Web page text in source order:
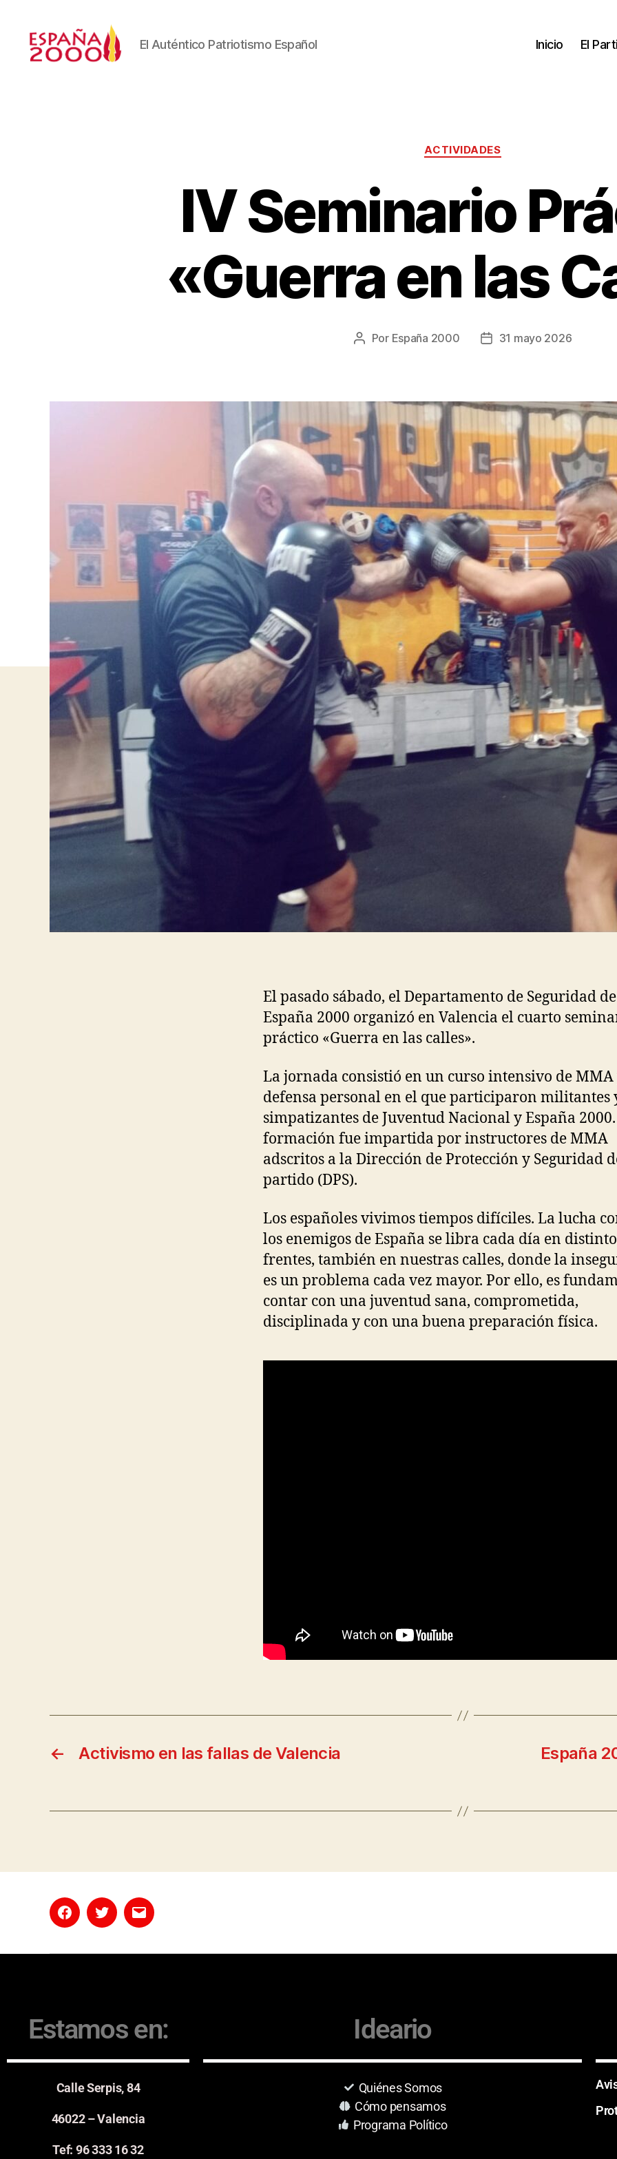
El Auténtico Patriotismo Español Inicio El
ACTIVIDADES
IV Seminario
«Guerra en las
Por España 2000 31 mayo 2026
El pasado sábado, el Departamento de Seguridad de
España 2000 organizó en Valencia el cuarto
práctico «Guerra en las calles».
La jornada consistió en un curso intensivo de MMA
defensa personal en el que participaron militantes
simpatizantes de Juventud Nacional y España
formación fue impartida por instructores de MMA
adscritos a la Dirección de Protección y Seguridad
partido (DPS).
Los españoles vivimos tiempos difíciles. La lucha
los enemigos de España se libra cada día en
frentes, también en nuestras calles, donde la
es un problema cada vez mayor. Por ello, es
contar con una juventud sana, comprometida,
disciplinada y con una buena preparación física.
← Activismo en las fallas de Valencia
España
Estamos en:
Calle Serpis, 84
46022 – Valencia
Tef: 96 333 16 32
Ideario
Quiénes Somos
Cómo pensamos
Programa Político